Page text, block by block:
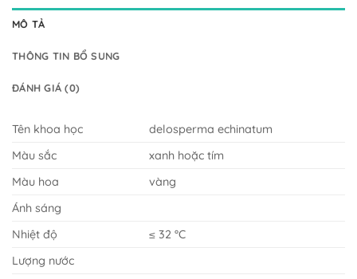
MÔ TẢ
THÔNG TIN BỔ SUNG
ĐÁNH GIÁ (0)
Tên khoa học
delosperma echinatum
Màu sắc
xanh hoặc tím
Màu hoa
vàng
Ánh sáng
Nhiệt độ
≤ 32 °C
Lượng nước